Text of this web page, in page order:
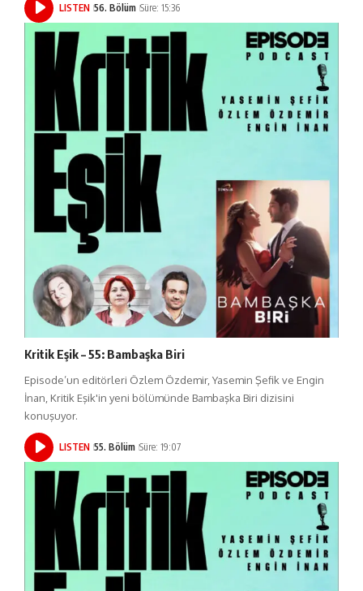
LISTEN 56. Bölüm Süre: 15:36
Kritik Eşik – 55: Bambaşka Biri
Episode’un editörleri Özlem Özdemir, Yasemin Şefik ve Engin
İnan, Kritik Eşik'in yeni bölümünde Bambaşka Biri dizisini
konuşuyor.
LISTEN 55. Bölüm Süre: 19:07